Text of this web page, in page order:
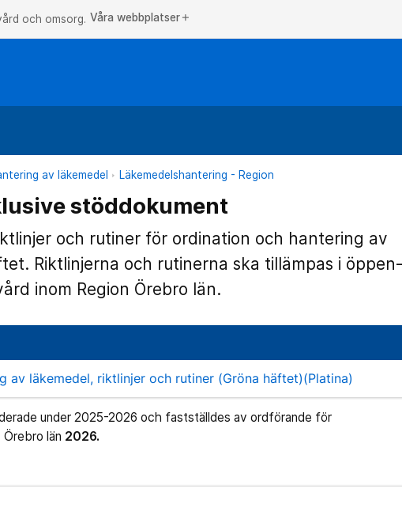
och omsorg. Våra webbplatser add
av läkemedel Läkemedelshantering - Region
stöddokument
och rutiner för ordination och hantering av
Riktlinjerna och rutinerna ska tillämpas i
inom Region Örebro län.
av läkemedel, riktlinjer och rutiner (Gröna häftet)(Platina)
under 2025-2026 och fastställdes av ordförande för
län 2026.